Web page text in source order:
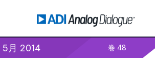
5月 2014 卷 48